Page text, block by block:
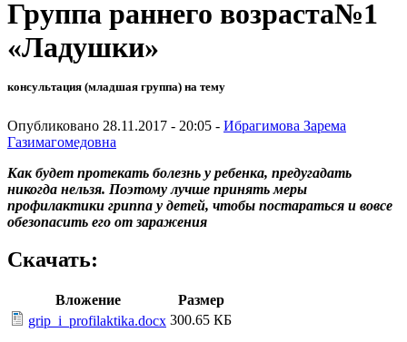
Группа раннего возраста№1
«Ладушки»
консультация (младшая группа) на тему
Опубликовано 28.11.2017 - 20:05 - Ибрагимова Зарема
Газимагомедовна
Как будет протекать болезнь у ребенка, предугадать
никогда нельзя. Поэтому лучше принять меры
профилактики гриппа у детей, чтобы постараться и вовсе
обезопасить его от заражения
Скачать:
Вложение
Размер
grip_i_profilaktika.docx 300.65 КБ